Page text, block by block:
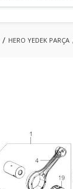
HERO YEDEK PARÇA